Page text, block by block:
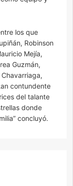
los que
Robinson
Mejía,
Guzmán,
contundente
del talante
donde
concluyó.